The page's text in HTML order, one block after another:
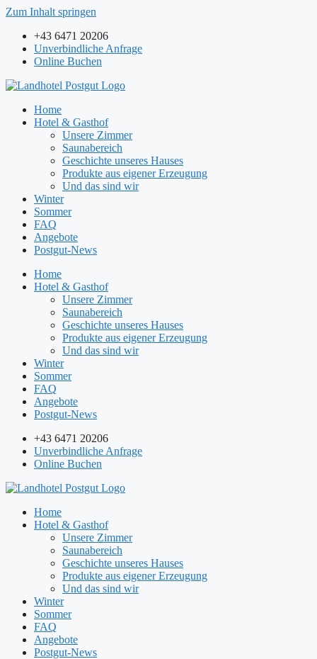
Zum Inhalt springen
+43 6471 20206
Unverbindliche Anfrage
Online Buchen
Home
Hotel & Gasthof
Unsere Zimmer
Saunabereich
Geschichte unseres Hauses
Produkte aus eigener Erzeugung
Und das sind wir
Winter
Sommer
FAQ
Angebote
Postgut-News
Home
Hotel & Gasthof
Unsere Zimmer
Saunabereich
Geschichte unseres Hauses
Produkte aus eigener Erzeugung
Und das sind wir
Winter
Sommer
FAQ
Angebote
Postgut-News
+43 6471 20206
Unverbindliche Anfrage
Online Buchen
Home
Hotel & Gasthof
Unsere Zimmer
Saunabereich
Geschichte unseres Hauses
Produkte aus eigener Erzeugung
Und das sind wir
Winter
Sommer
FAQ
Angebote
Postgut-News